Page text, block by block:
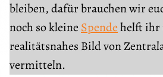
bleiben, dafür brauchen wir
noch so kleineSpendehelft ihr
realitätsnahes Bild von
vermitteln.